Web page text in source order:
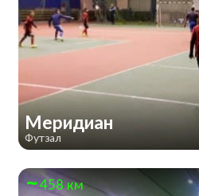
Меридиан
Футзал
458 км